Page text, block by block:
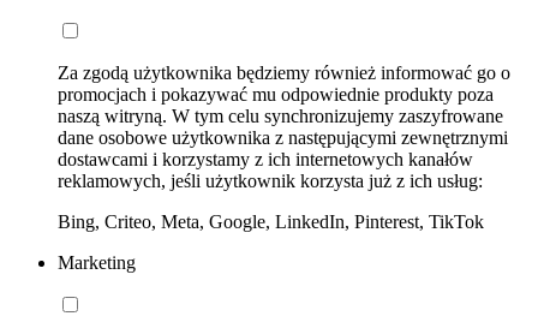
Za zgodą użytkownika będziemy również informować go o
promocjach i pokazywać mu odpowiednie produkty poza
naszą witryną. W tym celu synchronizujemy zaszyfrowane
dane osobowe użytkownika z następującymi zewnętrznymi
dostawcami i korzystamy z ich internetowych kanałów
reklamowych, jeśli użytkownik korzysta już z ich usług:
Bing, Criteo, Meta, Google, LinkedIn, Pinterest, TikTok
Marketing